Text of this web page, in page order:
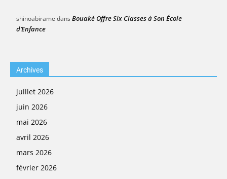
shinoabirame dans Bouaké Offre Six Classes à Son École
d’Enfance
Archives
juillet 2026
juin 2026
mai 2026
avril 2026
mars 2026
février 2026